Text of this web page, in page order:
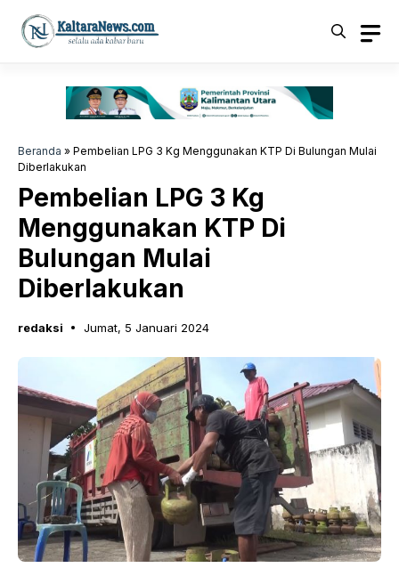
Langsung
Beranda » Pembelian LPG 3 Kg Menggunakan KTP Di Bulungan Mulai
Diberlakukan
Pembelian LPG 3 Kg
Menggunakan KTP Di
Bulungan Mulai
Diberlakukan
redaksi Jumat, 5 Januari 2024